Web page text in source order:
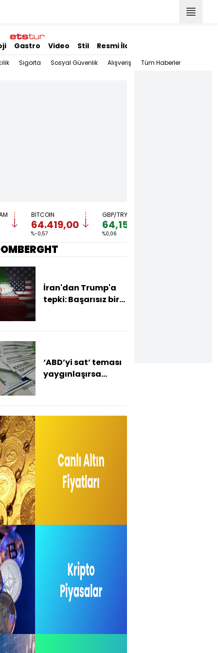
Gastro Video Stil Resmi İlanlar
Sigorta Sosyal Güvenlik Alışveriş Tüm Haberler
BITCOIN
64.419,00
%-0,57
GBP/TRY
64,1552
%0,06
İran'dan Trump'a
tepki: Başarısız bir
‘ABD’yi sat’ teması
yaygınlaşırsa